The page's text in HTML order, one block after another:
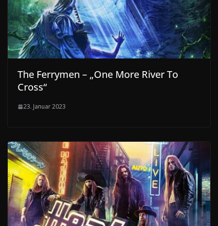
The Ferrymen – „One More River To
Cross“
23. Januar 2023